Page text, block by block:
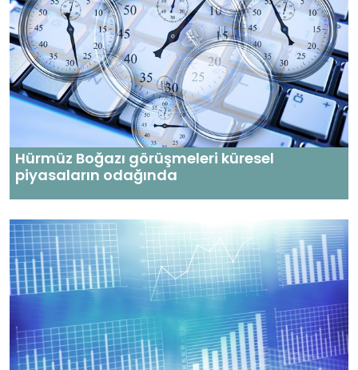
Hürmüz Boğazı görüşmeleri küresel
piyasaların odağında